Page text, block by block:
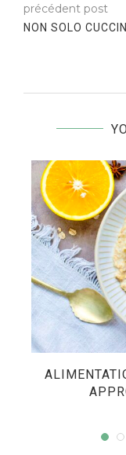
précédent post
NON SOLO